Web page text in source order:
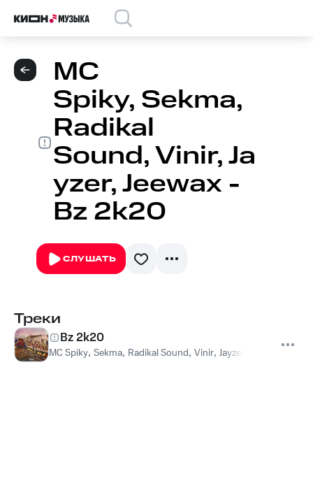
MC
Spiky, Sekma,
Radikal
Sound, Vinir, Ja
yzer, Jeewax -
Bz 2k20
СЛУШАТЬ
Треки
Bz 2k20
MC Spiky, Sekma, Radikal Sound, Vinir, Jayzer